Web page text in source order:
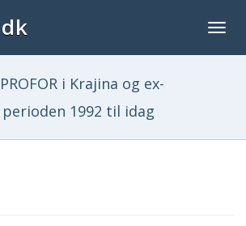
i Krajina og ex-
1992 til idag